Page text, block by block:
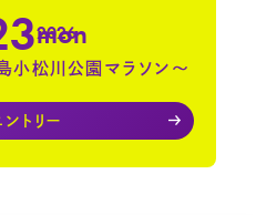
2026
mon
松川公園マラソン～
トリー